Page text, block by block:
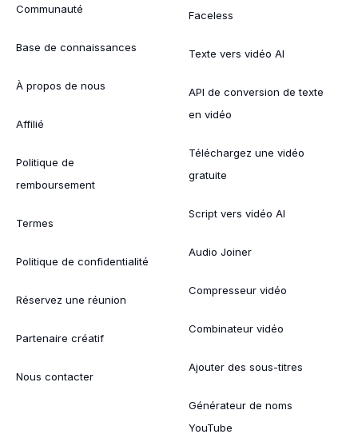
Communauté
Base de connaissances
À propos de nous
Affilié
Politique de
remboursement
Termes
Politique de confidentialité
Réservez une réunion
Partenaire créatif
Nous contacter
Faceless
Texte vers vidéo AI
API de conversion de texte
en vidéo
Téléchargez une vidéo
gratuite
Script vers vidéo AI
Audio Joiner
Compresseur vidéo
Combinateur vidéo
Ajouter des sous-titres
Générateur de noms
YouTube